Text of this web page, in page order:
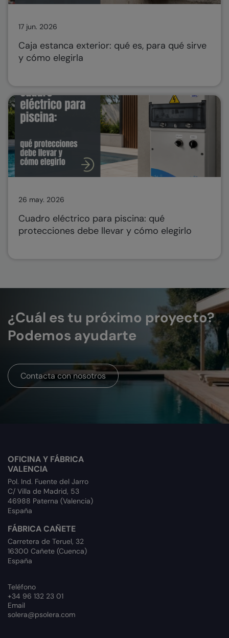
17 jun. 2026
Caja estanca exterior: qué es, para qué sirve
y cómo elegirla
26 may. 2026
Cuadro eléctrico para piscina: qué
protecciones debe llevar y cómo elegirlo
¿Cuál es tu próximo proyecto?
Podemos ayudarte
Contacta con nosotros
OFICINA Y FÁBRICA
VALENCIA
Pol. Ind. Fuente del Jarro
C/ Villa de Madrid, 53
46988 Paterna (Valencia)
España
FÁBRICA CAÑETE
Carretera de Teruel, 32
16300 Cañete (Cuenca)
España
Teléfono
+34 96 132 23 01
Email
solera@psolera.com